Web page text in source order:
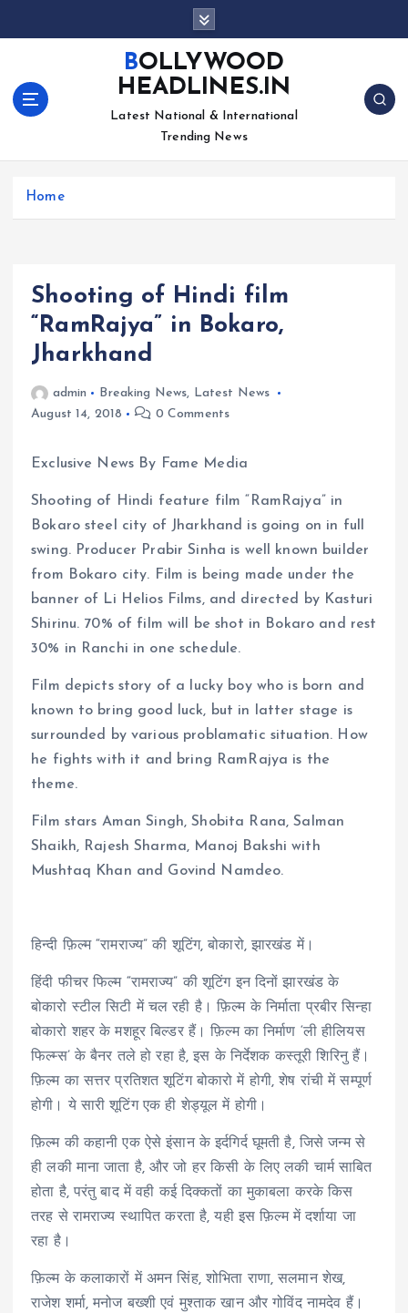
BOLLYWOOD
HEADLINES.IN
Latest National & International
Trending News
Home
Shooting of Hindi film
“RamRajya” in Bokaro,
Jharkhand
admin Breaking News, Latest News
August 14, 2018
0 Comments
Exclusive News By Fame Media
Shooting of Hindi feature film “RamRajya” in
Bokaro steel city of Jharkhand is going on in full
swing. Producer Prabir Sinha is well known builder
from Bokaro city. Film is being made under the
banner of Li Helios Films, and directed by Kasturi
Shirinu. 70% of film will be shot in Bokaro and rest
30% in Ranchi in one schedule.
Film depicts story of a lucky boy who is born and
known to bring good luck, but in latter stage is
surrounded by various problamatic situation. How
he fights with it and bring RamRajya is the
theme.
Film stars Aman Singh, Shobita Rana, Salman
Shaikh, Rajesh Sharma, Manoj Bakshi with
Mushtaq Khan and Govind Namdeo.
हिन्दी फ़िल्म “रामराज्य” की शूटिंग, बोकारो, झारखंड में।
हिंदी फीचर फिल्म “रामराज्य” की शूटिंग इन दिनों झारखंड के
बोकारो स्टील सिटी में चल रही है। फ़िल्म के निर्माता प्रबीर सिन्हा
बोकारो शहर के मशहूर बिल्डर हैं। फ़िल्म का निर्माण ‘ली हीलियस
फिल्म्स’ के बैनर तले हो रहा है, इस के निर्देशक कस्तूरी शिरिनु हैं।
फ़िल्म का सत्तर प्रतिशत शूटिंग बोकारो में होगी, शेष रांची में सम्पूर्ण
होगी। ये सारी शूटिंग एक ही शेड्यूल में होगी।
फ़िल्म की कहानी एक ऐसे इंसान के इर्दगिर्द घूमती है, जिसे जन्म से
ही लकी माना जाता है, और जो हर किसी के लिए लकी चार्म साबित
होता है, परंतु बाद में वही कई दिक्कतों का मुकाबला करके किस
तरह से रामराज्य स्थापित करता है, यही इस फ़िल्म में दर्शाया जा
रहा है।
फ़िल्म के कलाकारों में अमन सिंह, शोभिता राणा, सलमान शेख,
राजेश शर्मा, मनोज बख्शी एवं मुश्ताक खान और गोविंद नामदेव हैं।